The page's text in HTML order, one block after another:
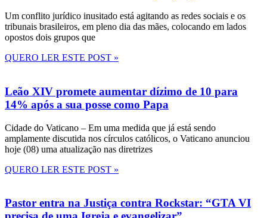
Um conflito jurídico inusitado está agitando as redes sociais e os
tribunais brasileiros, em pleno dia das mães, colocando em lados
opostos dois grupos que
QUERO LER ESTE POST »
Leão XIV promete aumentar dízimo de 10 para
14% após a sua posse como Papa
Cidade do Vaticano – Em uma medida que já está sendo
amplamente discutida nos círculos católicos, o Vaticano anunciou
hoje (08) uma atualização nas diretrizes
QUERO LER ESTE POST »
Pastor entra na Justiça contra Rockstar: “GTA VI